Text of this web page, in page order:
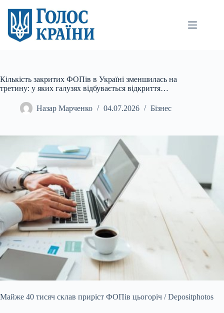
вмісту
Кількість закритих ФОПів в Україні зменшилась на
третину: у яких галузях відбувається відкриття…
Назар Марченко 04.07.2026 Бізнес
Майже 40 тисяч склав приріст ФОПів цьогоріч / Depositphotos